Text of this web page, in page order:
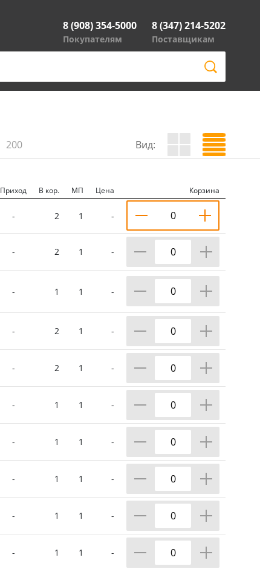
8 (908) 354-5000
Покупателям
8 (347) 214-5202
Поставщикам
200 Вид:
Приход В кор. МП Цена Корзина
- 2 1 -
- 2 1 -
- 1 1 -
- 2 1 -
- 2 1 -
- 1 1 -
- 1 1 -
- 1 1 -
- 1 1 -
- 1 1 -